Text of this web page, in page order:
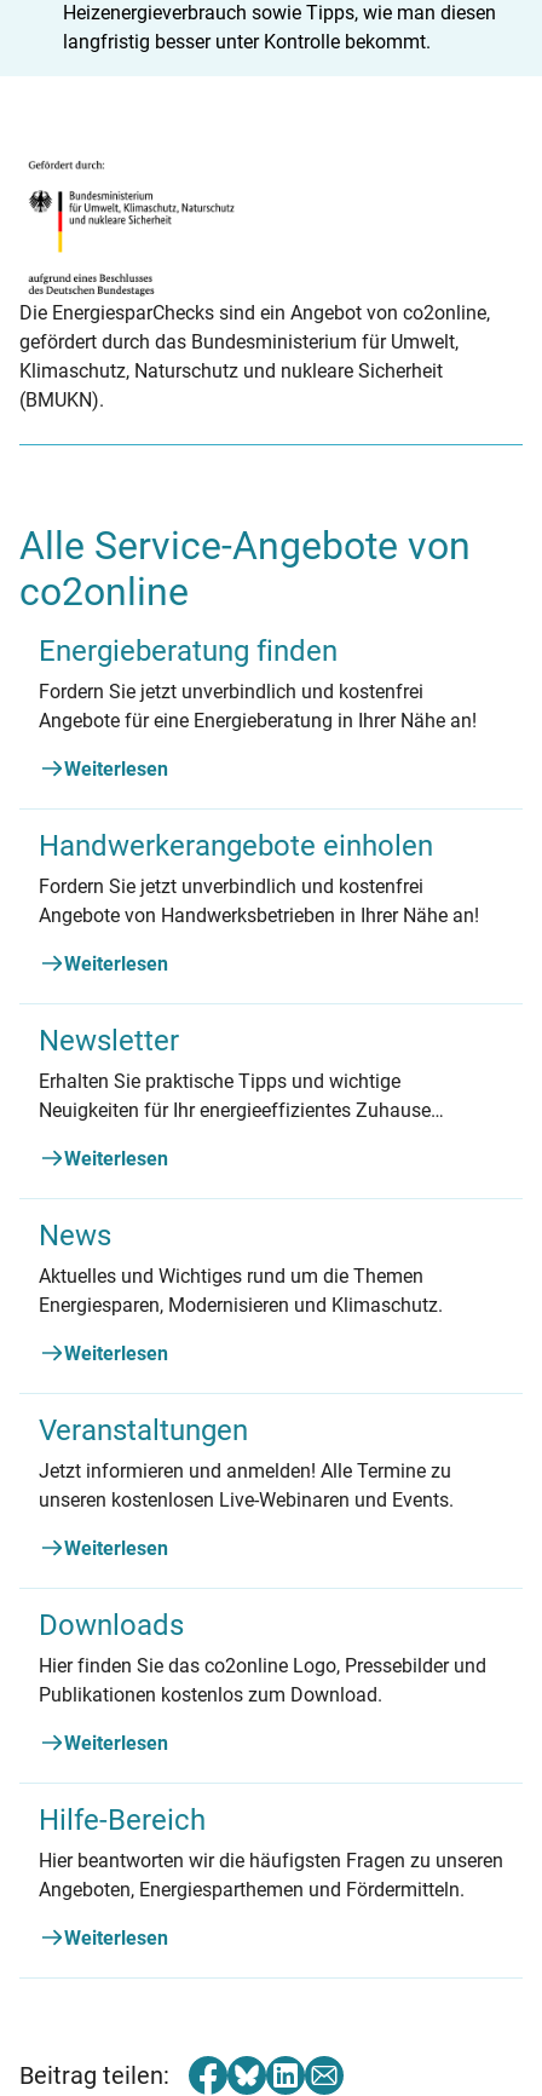
Heizenergieverbrauch sowie Tipps, wie man diesen
langfristig besser unter Kontrolle bekommt.
Gefördert durch: Bundesministerium für Wirtschaft und
Die EnergiesparChecks sind ein Angebot von co2online,
gefördert durch das Bundesministerium für Umwelt,
Klimaschutz, Naturschutz und nukleare Sicherheit
(BMUKN).
Alle Service-Angebote von
co2online
Energieberatung finden
Fordern Sie jetzt unverbindlich und kostenfrei
Angebote für eine Energieberatung in Ihrer Nähe an!
Weiterlesen
Handwerkerangebote einholen
Fordern Sie jetzt unverbindlich und kostenfrei
Angebote von Handwerksbetrieben in Ihrer Nähe an!
Weiterlesen
Newsletter
Erhalten Sie praktische Tipps und wichtige
Neuigkeiten für Ihr energieeffizientes Zuhause
Weiterlesen
News
Aktuelles und Wichtiges rund um die Themen
Energiesparen, Modernisieren und Klimaschutz.
Weiterlesen
Veranstaltungen
Jetzt informieren und anmelden! Alle Termine zu
unseren kostenlosen Live-Webinaren und Events.
Weiterlesen
Downloads
Hier finden Sie das co2online Logo, Pressebilder und
Publikationen kostenlos zum Download.
Weiterlesen
Hilfe-Bereich
Hier beantworten wir die häufigsten Fragen zu unseren
Angeboten, Energiesparthemen und Fördermitteln.
Weiterlesen
Beitrag teilen: